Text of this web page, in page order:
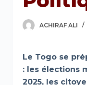
ACHIRAF ALI
Le Togo se
: les élections
2025, les